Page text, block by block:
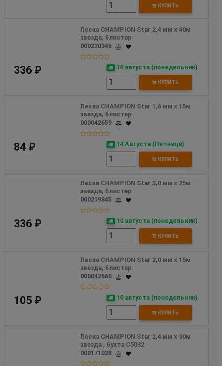
КУПИТЬ
Леска CHAMPION Star 2,4 мм х 40м
звезда, блистер
000230346
336 ₽ 10 августа (понедельник)
КУПИТЬ
Леска CHAMPION Star 1,6 мм х 15м
звезда, блистер
000042659
84 ₽ 14 Августа (Пятница)
КУПИТЬ
Леска CHAMPION Star 3,0 мм х 25м
звезда, блистер
000219845
336 ₽ 10 августа (понедельник)
КУПИТЬ
Леска CHAMPION Star 2,0 мм х 15м
звезда, блистер
000042660
105 ₽ 10 августа (понедельник)
КУПИТЬ
Леска CHAMPION Star 2,4 мм х 90м
звезда , бухта C5032
000171038